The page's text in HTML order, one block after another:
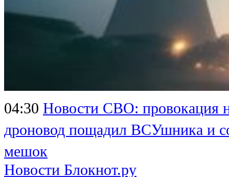
04:30 Новости СВО: провокация
дроновод пощадил ВСУшника и
мешок
Новости Блокнот.ру